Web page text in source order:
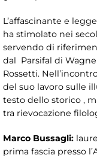
L’affascinante e
ha stimolato nei
servendo di
dal Parsifal di
Rossetti.
del suo lavoro sulle
testo dello storico ,
tra rievocazione
Marco Bussagli:
prima fascia presso